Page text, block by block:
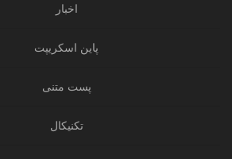
اخبار
پاین اسکریپت
پست متنی
تکنیکال